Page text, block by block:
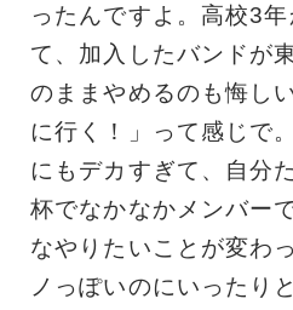
ったんですよ。高校3
て、加入したバンドが
のままやめるのも悔し
に行く！」って感じで
にもデカすぎて、自分
杯でなかなかメンバー
なやりたいことが変わ
ノっぽいのにいったり